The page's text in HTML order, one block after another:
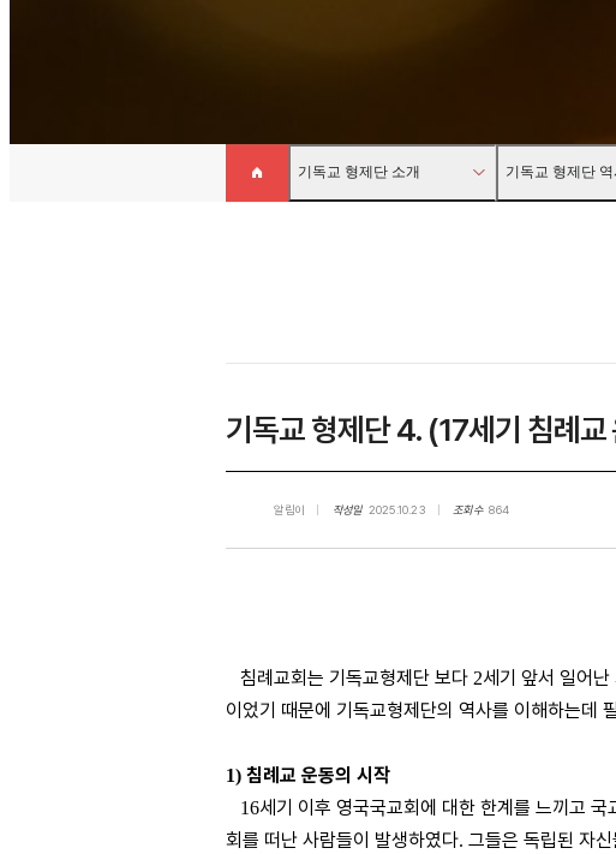
기독교 형제단 소개 기독교 형제단 역
기독교 형제단 4. (17세기 침례교
알림이 작성일 2025.10.23 조회수 864
침례교회는 기독교형제단 보다2세기 앞서 일어
이었기 때문에 기독교형제단의 역사를 이해하는데
1)침례교 운동의 시작
16세기 이후 영국국교회에 대한 한계를 느끼고
회를 떠난 사람들이 발생하였다.그들은 독립된 자